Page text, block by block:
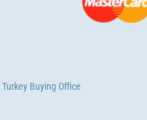
Turkey Buying Office